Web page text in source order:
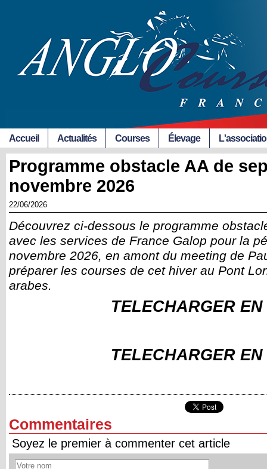
Accueil Actualités Courses Élevage
Programme obstacle AA de
novembre 2026
22/06/2026
Découvrez ci-dessous le programme
avec les services de France Galop pour la
novembre 2026, en amont du meeting de
préparer les courses de cet hiver au Pont
arabes.
TELECHARGER EN
TELECHARGER EN
Commentaires
Soyez le premier à commenter cet article